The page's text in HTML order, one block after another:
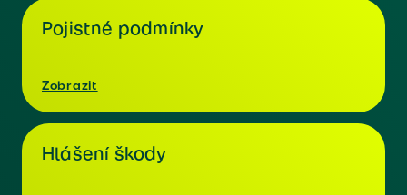
Pojistné podmínky
Zobrazit
Hlášení škody